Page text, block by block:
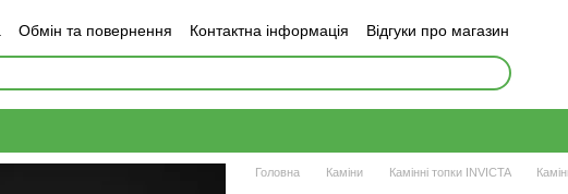
Обмін та повернення Контактна інформація Відгуки про магазин
Головна Каміни Камінні топки INVICTA